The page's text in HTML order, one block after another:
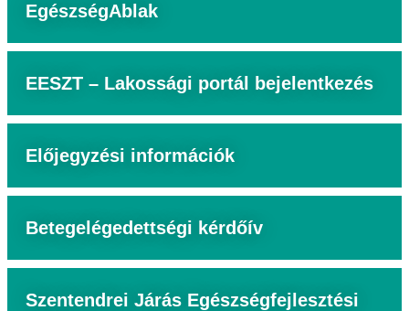
EgészségAblak
EESZT – Lakossági portál bejelentkezés
Előjegyzési információk
Betegelégedettségi kérdőív
Szentendrei Járás Egészségfejlesztési